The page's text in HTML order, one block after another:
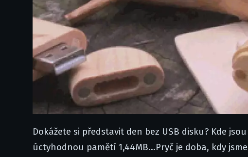
Dokážete si představit den bez USB disku? Kde
úctyhodnou pamětí 1,44MB...Pryč je doba, kdy